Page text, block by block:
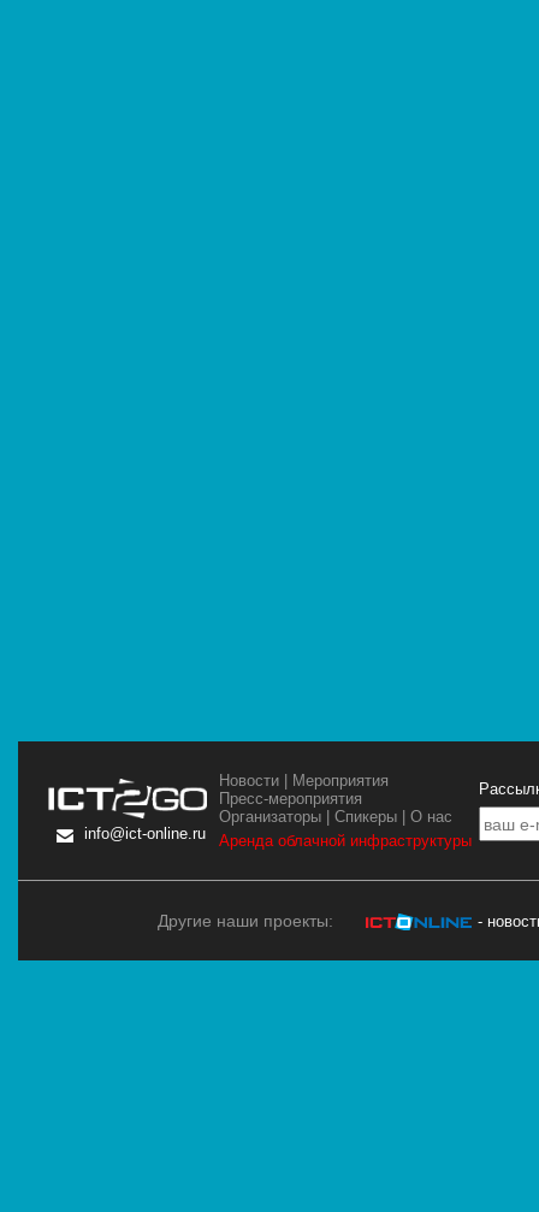
info@ict-online.ru
Новости
Мероприятия
Пресс-мероприятия
Организаторы |Спикеры |О нас
Аренда облачной инфраструктуры
Другие наши проекты: -